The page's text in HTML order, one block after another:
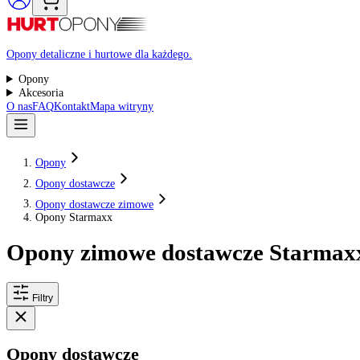
Opony detaliczne i hurtowe dla każdego.
Opony
O nasFAQKontakt
Opony
Opony dostawcze
Opony dostawcze zimowe
Opony Starmaxx
Opony zimowe dostawcze